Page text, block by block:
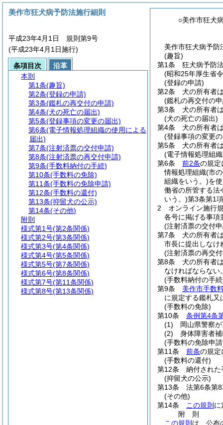
○美作市狂犬
美作市狂犬病予
(趣旨)
第1条
狂犬病予防
(昭和25年厚生省
(登録の申請)
第2条
犬の所有者
(鑑札の再交付の
第3条
犬の所有者
(犬の死亡の届出)
第4条
犬の所有者
(登録事項の変更
第5条
犬の所有者
(電子情報処理組
第6条
前2条の規定
情報処理組織(市
組織をいう。)を
働省の所管する法
いう。)第3条第1
2
オンライン施行
各号に掲げる事項
(注射済票の交付
第7条
犬の所有者
市長に提出しなけ
(注射済票の再交
第8条
犬の所有者
なければならない
(手数料納付の手
第9条
美作市手数
に規定する鑑札又
(手数料の免除)
第10条
条例第4条
(1)
岡山県警察
(2)
身体障害者
(手数料の免除申
第11条
前条の規定
(手数料の還付)
第12条
納付された
(抑留犬の公示)
第13条
法第6条第
(その他)
第14条
この規則 に
附 則
この規則 は、公布
美作市狂犬病予防法施行細則
平成23年4月1日 規則第9号
(平成23年4月1日施行)
条項目次
沿革
本則
第1条(趣旨)
第2条(登録の申請)
第3条(鑑札の再交付の申請)
第4条(犬の死亡の届出)
第5条(登録事項の変更の届出)
第6条(電子情報処理組織の使用による
届出)
第7条(注射済票の交付申請)
第8条(注射済票の再交付申請)
第9条(手数料納付の手続)
第10条(手数料の免除)
第11条(手数料の免除申請)
第12条(手数料の還付)
第13条(抑留犬の公示)
第14条(その他)
附則
様式第1号(第2条関係)
様式第2号(第3条関係)
様式第3号(第4条関係)
様式第4号(第5条関係)
様式第5号(第7条関係)
様式第6号(第8条関係)
様式第7号(第11条関係)
様式第8号(第13条関係)